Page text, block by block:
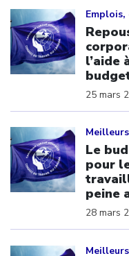
l’aide
25 mars
Le
pour
peine
28 mars